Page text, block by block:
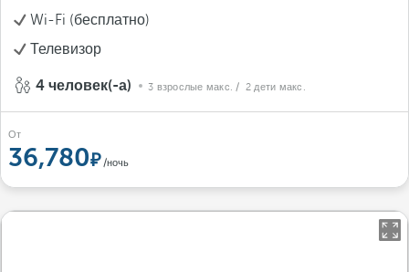
Wi-Fi (бесплатно)
Телевизор
4 человек(-а) 3 взрослые макс. / 2 дети макс.
От
36,780 /ночь